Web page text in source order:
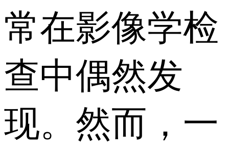
常在影像学检
查中偶然发
现。然而，一